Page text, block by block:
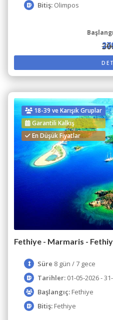
Bitiş: Olimpos
18-39 ve Karışık Gruplar
Garantili Kalkış
En Düşük Fiyatlar
Fethiye - Marmaris -
Süre 8 gün / 7 gece
Tarihler: 01-05-2026 -
Başlangıç: Fethiye
Bitiş: Fethiye